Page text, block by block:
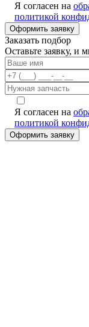
Я согласен на
политикой
Заказать подбор
Оставьте заявку, и
Я согласен на
политикой